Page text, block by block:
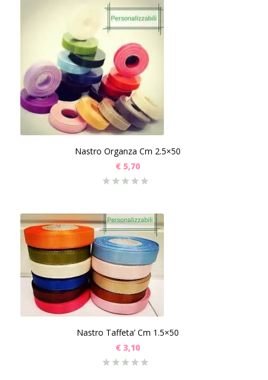
Nastro Organza Cm 2.5×50
€ 5,70
Nastro Taffeta’ Cm 1.5×50
€ 3,10